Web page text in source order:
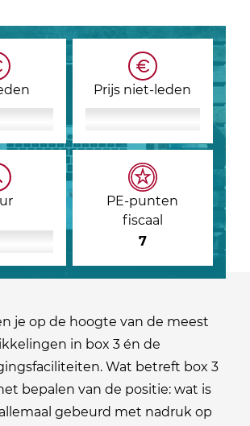
Prijs niet-leden
PE-punten
fiscaal
7
je op de hoogte van de meest
in box 3 én de
Wat betreft box 3
bepalen van de positie: wat is
allemaal gebeurd met nadruk op